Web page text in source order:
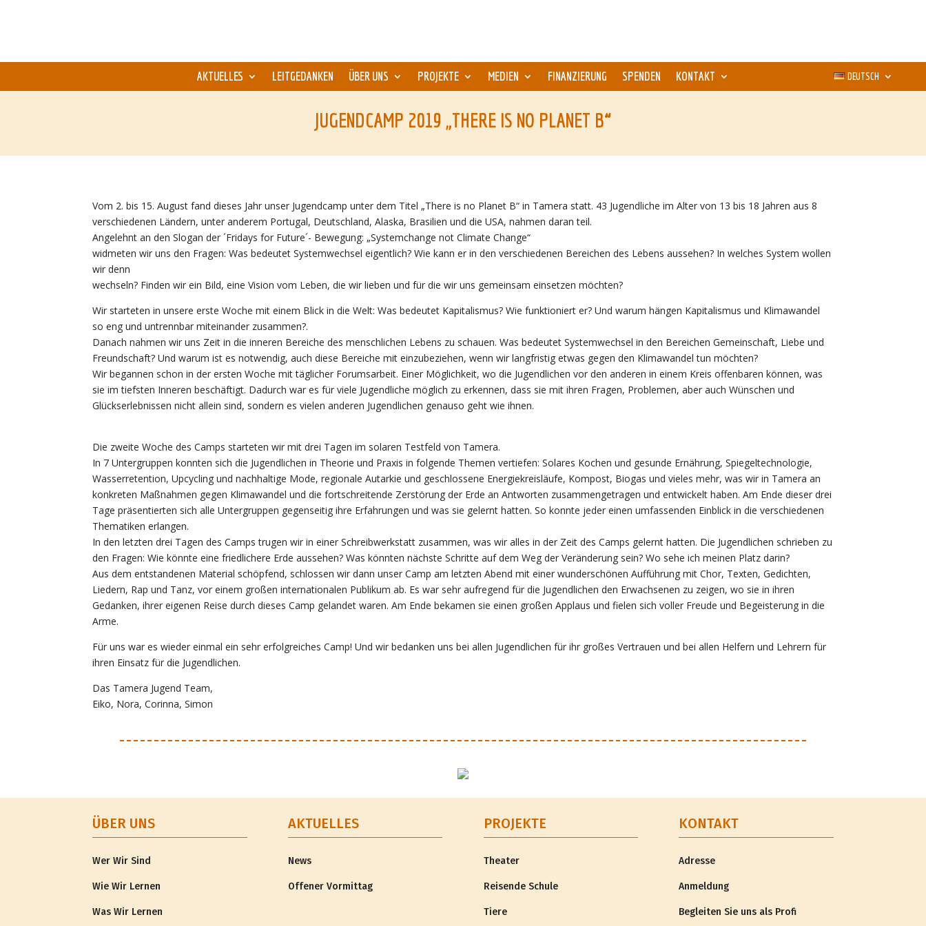
AKTUELLES LEITGEDANKEN ÜBER UNS PROJEKTE MEDIEN FINANZIERUNG SPENDEN KONTAKT DEUTSCH
JUGENDCAMP 2019 „THERE IS NO PLANET B“
Vom 2. bis 15. August fand dieses Jahr unser Jugendcamp unter dem Titel „There is no Planet B“ in Tamera statt. 43 Jugendliche im Alter von 13 bis 18 Jahren aus 8
verschiedenen Ländern, unter anderem Portugal, Deutschland, Alaska, Brasilien und die USA, nahmen daran teil.
Angelehnt an den Slogan der ´Fridays for Future´- Bewegung: „Systemchange not Climate Change“
widmeten wir uns den Fragen: Was bedeutet Systemwechsel eigentlich? Wie kann er in den verschiedenen Bereichen des Lebens aussehen? In welches System wollen
wir denn
wechseln? Finden wir ein Bild, eine Vision vom Leben, die wir lieben und für die wir uns gemeinsam einsetzen möchten?
Wir starteten in unsere erste Woche mit einem Blick in die Welt: Was bedeutet Kapitalismus? Wie funktioniert er? Und warum hängen Kapitalismus und Klimawandel
so eng und untrennbar miteinander zusammen?.
Danach nahmen wir uns Zeit in die inneren Bereiche des menschlichen Lebens zu schauen. Was bedeutet Systemwechsel in den Bereichen Gemeinschaft, Liebe und
Freundschaft? Und warum ist es notwendig, auch diese Bereiche mit einzubeziehen, wenn wir langfristig etwas gegen den Klimawandel tun möchten?
Wir begannen schon in der ersten Woche mit täglicher Forumsarbeit. Einer Möglichkeit, wo die Jugendlichen vor den anderen in einem Kreis offenbaren können, was
sie im tiefsten Inneren beschäftigt. Dadurch war es für viele Jugendliche möglich zu erkennen, dass sie mit ihren Fragen, Problemen, aber auch Wünschen und
Glückserlebnissen nicht allein sind, sondern es vielen anderen Jugendlichen genauso geht wie ihnen.
Die zweite Woche des Camps starteten wir mit drei Tagen im solaren Testfeld von Tamera.
In 7 Untergruppen konnten sich die Jugendlichen in Theorie und Praxis in folgende Themen vertiefen: Solares Kochen und gesunde Ernährung, Spiegeltechnologie,
Wasserretention, Upcycling und nachhaltige Mode, regionale Autarkie und geschlossene Energiekreisläufe, Kompost, Biogas und vieles mehr, was wir in Tamera an
konkreten Maßnahmen gegen Klimawandel und die fortschreitende Zerstörung der Erde an Antworten zusammengetragen und entwickelt haben. Am Ende dieser drei
Tage präsentierten sich alle Untergruppen gegenseitig ihre Erfahrungen und was sie gelernt hatten. So konnte jeder einen umfassenden Einblick in die verschiedenen
Thematiken erlangen.
In den letzten drei Tagen des Camps trugen wir in einer Schreibwerkstatt zusammen, was wir alles in der Zeit des Camps gelernt hatten. Die Jugendlichen schrieben zu
den Fragen: Wie könnte eine friedlichere Erde aussehen? Was könnten nächste Schritte auf dem Weg der Veränderung sein? Wo sehe ich meinen Platz darin?
Aus dem entstandenen Material schöpfend, schlossen wir dann unser Camp am letzten Abend mit einer wunderschönen Aufführung mit Chor, Texten, Gedichten,
Liedern, Rap und Tanz, vor einem großen internationalen Publikum ab. Es war sehr aufregend für die Jugendlichen den Erwachsenen zu zeigen, wo sie in ihren
Gedanken, ihrer eigenen Reise durch dieses Camp gelandet waren. Am Ende bekamen sie einen großen Applaus und fielen sich voller Freude und Begeisterung in die
Arme.
Für uns war es wieder einmal ein sehr erfolgreiches Camp! Und wir bedanken uns bei allen Jugendlichen für ihr großes Vertrauen und bei allen Helfern und Lehrern für
ihren Einsatz für die Jugendlichen.
Das Tamera Jugend Team,
Eiko, Nora, Corinna, Simon
ÜBER UNS
Wer Wir Sind
Wie Wir Lernen
Was Wir Lernen
AKTUELLES
News
Offener Vormittag
PROJEKTE
Theater
Reisende Schule
Tiere
KONTAKT
Adresse
Anmeldung
Begleiten Sie uns als Profi